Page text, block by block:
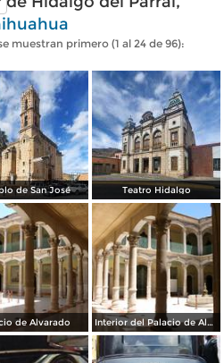
muestran primero (1 al 24 de 96):
de San José Teatro Hidalgo
de Alvarado Interior del Palacio de Alvarado